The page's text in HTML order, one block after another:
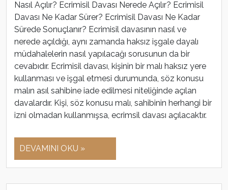
Nasıl Açılır? Ecrimisil Davası Nerede Açılır? Ecrimisil
Davası Ne Kadar Sürer? Ecrimisil Davası Ne Kadar
Sürede Sonuçlanır? Ecrimisil davasının nasıl ve
nerede açıldığı, aynı zamanda haksız işgale dayalı
müdahalelerin nasıl yapılacağı sorusunun da bir
cevabıdır. Ecrimisil davası, kişinin bir malı haksız yere
kullanması ve işgal etmesi durumunda, söz konusu
malın asıl sahibine iade edilmesi niteliğinde açılan
davalardır. Kişi, söz konusu malı, sahibinin herhangi bir
izni olmadan kullanmışsa, ecrimsil davası açılacaktır.
DEVAMINI OKU »